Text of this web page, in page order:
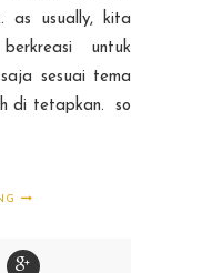
as usually, kita
untuk
sesuai tema
di tetapkan. so